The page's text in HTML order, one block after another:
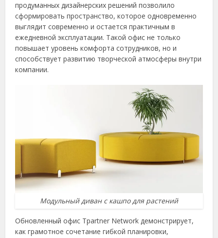
продуманных дизайнерских решений позволило
сформировать пространство, которое одновременно
выглядит современно и остается практичным в
ежедневной эксплуатации. Такой офис не только
повышает уровень комфорта сотрудников, но и
способствует развитию творческой атмосферы внутри
компании.
Модульный диван с кашпо для растений
Обновленный офис Tpartner Network демонстрирует,
как грамотное сочетание гибкой планировки,